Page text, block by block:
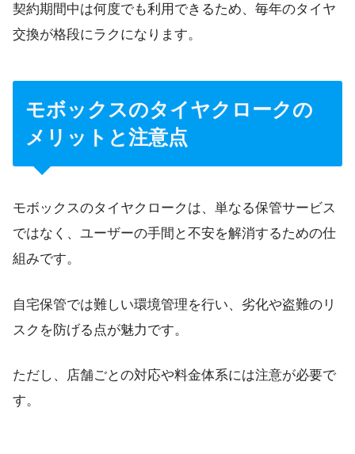
契約期間中は何度でも利用できるため、毎年のタイヤ
交換が格段にラクになります。
モボックスのタイヤクロークの
メリットと注意点
モボックスのタイヤクロークは、単なる保管サービス
ではなく、ユーザーの手間と不安を解消するための仕
組みです。
自宅保管では難しい環境管理を行い、劣化や盗難のリ
スクを防げる点が魅力です。
ただし、店舗ごとの対応や料金体系には注意が必要で
す。